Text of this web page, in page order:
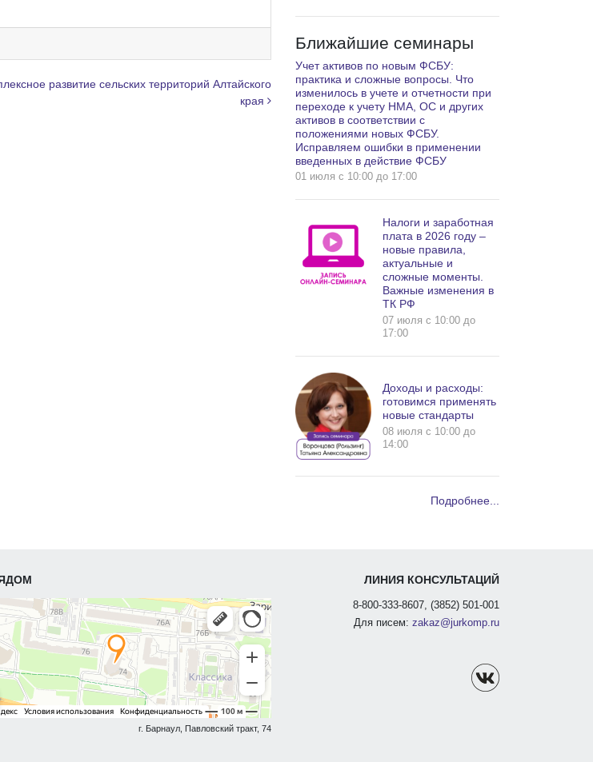
развитие сельских территорий Алтайского
края
Ближайшие семинары
Учет активов по новым ФСБУ:
практика и сложные вопросы. Что
изменилось в учете и отчетности при
переходе к учету НМА, ОС и других
активов в соответствии с
положениями новых ФСБУ.
Исправляем ошибки в применении
введенных в действие ФСБУ
01 июля c 10:00 до 17:00
Налоги и заработная
плата в 2026 году –
новые правила,
актуальные и
сложные моменты.
Важные изменения в
ТК РФ
07 июля c 10:00 до
17:00
Доходы и расходы:
готовимся применять
новые стандарты
08 июля c 10:00 до
14:00
Подробнее...
г. Барнаул, Павловский тракт, 74
ЛИНИЯ КОНСУЛЬТАЦИЙ
8-800-333-8607, (3852) 501-001
Для писем: zakaz@jurkomp.ru